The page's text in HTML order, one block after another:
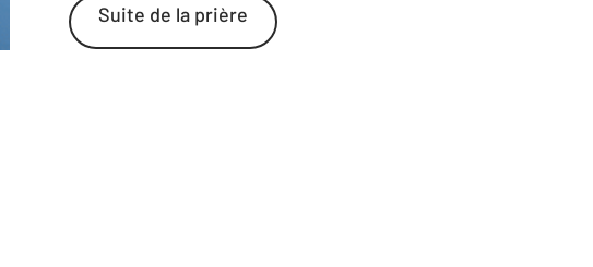
Suite de la prière